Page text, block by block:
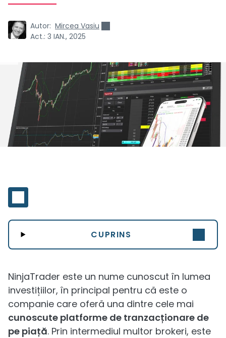
Autor: Mircea Vasiu
Act.: 3 IAN., 2025
CUPRINS
NinjaTrader este un nume cunoscut în lumea
investițiilor, în principal pentru că este o
companie care oferă una dintre cele mai
cunoscute platforme de tranzacționare de
pe piață. Prin intermediul multor brokeri, este